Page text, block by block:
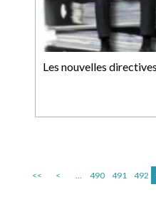
Les nouvelles
<< < ... 490 491 492